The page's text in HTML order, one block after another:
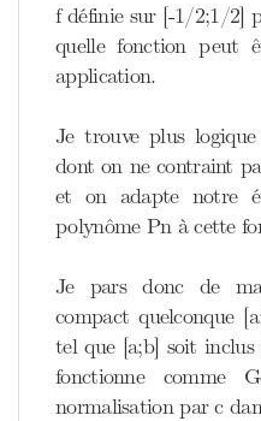
f définie sur [-1/2;1/2]
quelle fonction peut
application.
Je trouve plus
dont on ne contraint
et on adapte notre
polynôme Pn à cette
Je pars donc de
compact quelconque
tel que [a;b] soit
fonctionne comme
normalisation par c